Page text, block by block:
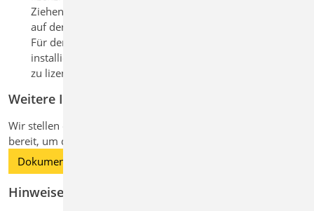
Ziehen Sie diese Datei mit Drag&Drop
auf den geöffneten ProjektManager.
Für den vollständigen Einsatz ist die
installierte Version mit der Lizenzdatei
zu lizenzieren.
Weitere Informationen
Wir stellen eine ganze Reihe wichtiger Informationen für Sie
bereit, um die mb WorkSuite schnell und sicher zu erlernen.
Dokumente
Hinweise